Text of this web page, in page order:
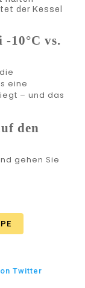
der Kessel
10°C vs.
eine
– und das
den
gehen Sie
Twitter